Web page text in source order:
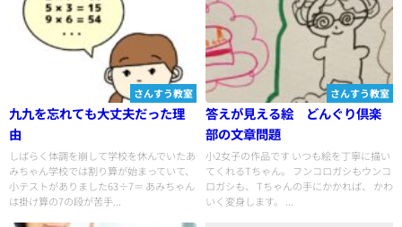
さんすう教室
九九を忘れても大丈夫だった理
由
しばらく体調を崩して学校を休んでいたあ
みちゃん学校では割り算が始まっていて、
小テストがありました63÷7＝ あみちゃん
は掛け算の7の段が苦手...
さんすう教室
答えが見える絵 どんぐり倶楽
部の文章問題
小2女子の作品です いつも絵を丁寧に描い
てくれるTちゃん。 フンコロガシもウンコ
ロガシも、 Tちゃんの手にかかれば、 かわ
いく変身します。 ...